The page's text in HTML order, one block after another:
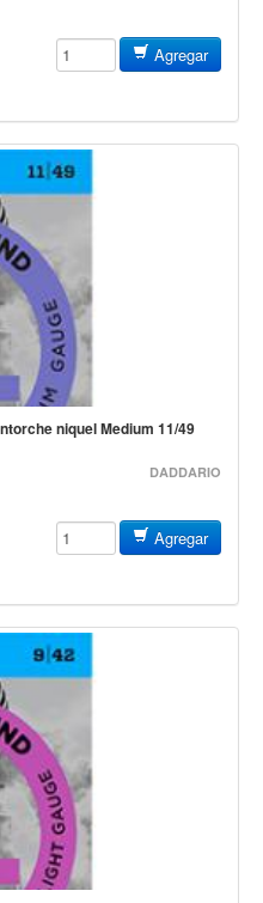
Agregar
niquel Medium 11/49
DADDARIO
Agregar